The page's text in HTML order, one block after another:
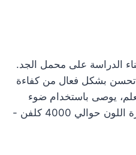
الدراسة على محمل الجد.
تحسن بشكل فعال من كفاءة
التعلم، يوصى باستخدام ضوء
أبيض بارد، مع نطاق درجة حرارة اللون حوالي 4000 كلفن -